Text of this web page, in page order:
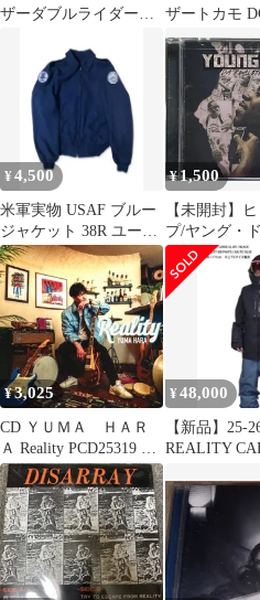
ザーダブルライダース
ザートカモ
ット 空軍フ
M-R
¥4,500
米軍実物 USAF ブルー
ジャケット 38R ユーテ
ィリティ アメカジ
¥1,500
【未開封】
プ/ヤング・
ー/Young Dro/
Show
¥3,025
CD ＹＵＭＡ ＨＡＲ
Ａ Reality PCD25319 Ｌ
ｉｇｈｔ Ｍｅｌｌ 未
開封 /00110
¥48,000
【新品】25-
REALITY